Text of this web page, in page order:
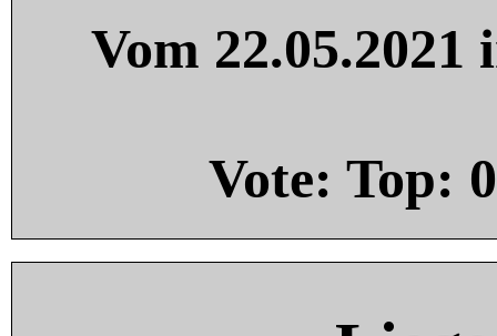
Vom
Vote: Top: 0